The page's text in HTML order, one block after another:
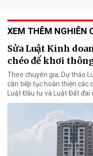
XEM THÊM NGHIÊN
Sửa Luật Kinh
chéo để khơi
Theo chuyên gia, Dự thảo
cần tiếp tục hoàn thiện các
Luật Đầu tư và Luật Đất